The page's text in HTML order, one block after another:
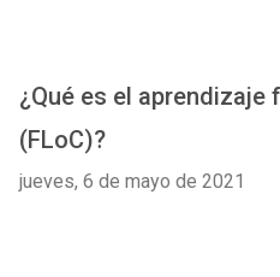
¿Qué es el
(FLoC)?
jueves, 6 de mayo de 2021